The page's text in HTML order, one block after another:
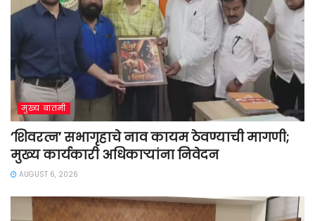
मुख्य बातमी
‘शिवरत्न’ सभागृहाचे नाव कायम ठेवण्याची मागणी;
मुख्य कार्यकारी अधिकाऱ्यांना निवेदन
AUGUST 6, 2026